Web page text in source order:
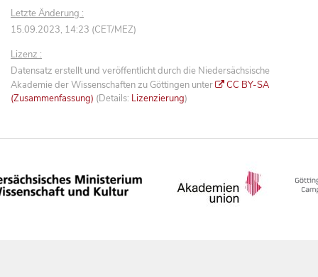
Letzte Änderung :
15.09.2023, 14:23 (CET/MEZ)
Lizenz :
Datensatz erstellt und veröffentlicht durch die Niedersächsische
Akademie der Wissenschaften zu Göttingen unter
CC BY-SA
(Zusammenfassung) (Details: Lizenzierung)